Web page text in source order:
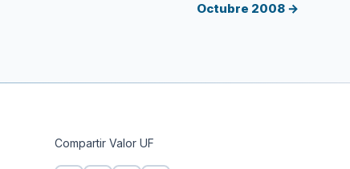
Octubre 2008 →
Compartir Valor UF